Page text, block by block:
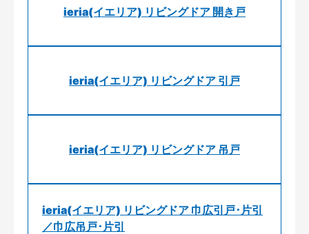
ieria(イエリア) リビングドア 開き戸
ieria(イエリア) リビングドア 引戸
ieria(イエリア) リビングドア 吊戸
ieria(イエリア) リビングドア 巾広引戸･片引
／巾広吊戸･片引